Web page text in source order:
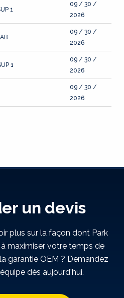
1
09 / 30 /
2026
09 / 30 /
2026
1
09 / 30 /
2026
09 / 30 /
2026
un devis
plus sur la façon dont Park
maximiser votre temps de
garantie OEM ? Demandez
dès aujourd'hui.